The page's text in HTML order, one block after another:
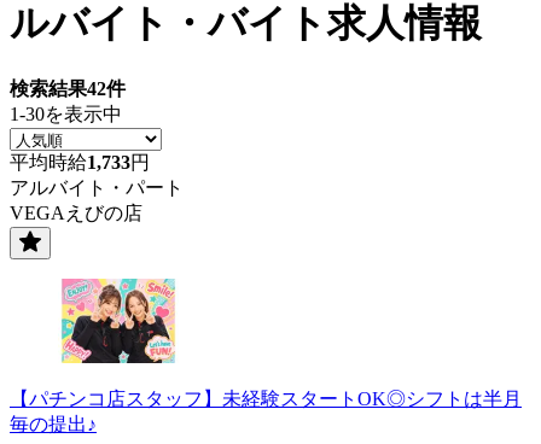
ルバイト・バイト求人情報
検索結果42件
1-30を表示中
平均時給1,733円
アルバイト・パート
VEGAえびの店
【パチンコ店スタッフ】未経験スタートOK◎シフトは半月
毎の提出♪